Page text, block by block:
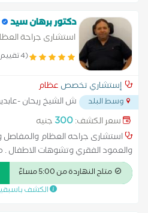
جراحة العظام بمستشفيات البترول
العلاجيه والامانه العامه للمراكز
دكتور برهان سيد
استشارى جراحة
(4 تقييم)
إستشاري تخصص عظام
وسط البلد ش الشيخ ريحان -
سعر الكشف:300 جنيه
استشارى جراحه العظام والمفاصل
والعمود الفقري وتشوهات الاطفال .
العينى الزماله المصريه لجراحه
العظام تثبيت جميع انواع الكسور
والاوتار وعمليات إصلاح تشوهات
متاح النهاردة من 5:00 مساءً
الكشف